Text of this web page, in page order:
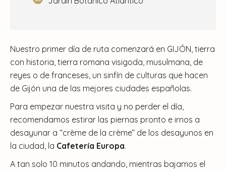
Nuestro primer día de ruta comenzará en GIJÓN, tierra
con historia, tierra romana visigoda, musulmana, de
reyes o de franceses, un sinfín de culturas que hacen
de Gijón una de las mejores ciudades españolas.
Para empezar nuestra visita y no perder el día,
recomendamos estirar las piernas pronto e irnos a
desayunar a “crème de la crème” de los desayunos en
la ciudad, la Cafetería Europa.
A tan solo 10 minutos andando, mientras bajamos el